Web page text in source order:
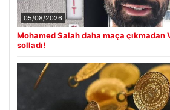
05/08/2026
Mohamed Salah daha maça çıkmadan
solladı!